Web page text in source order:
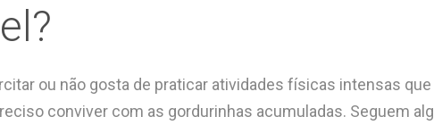
ou não gosta de praticar atividades físicas intensas que
conviver com as gordurinhas acumuladas. Seguem